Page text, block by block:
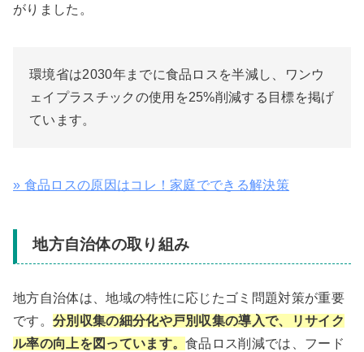
がりました。
環境省は2030年までに食品ロスを半減し、ワンウ
ェイプラスチックの使用を25%削減する目標を掲げ
ています。
» 食品ロスの原因はコレ！家庭でできる解決策
地方自治体の取り組み
地方自治体は、地域の特性に応じたゴミ問題対策が重要
です。 分別収集の細分化や戸別収集の導入で、リサイク
ル率の向上を図っています。食品ロス削減では、フード